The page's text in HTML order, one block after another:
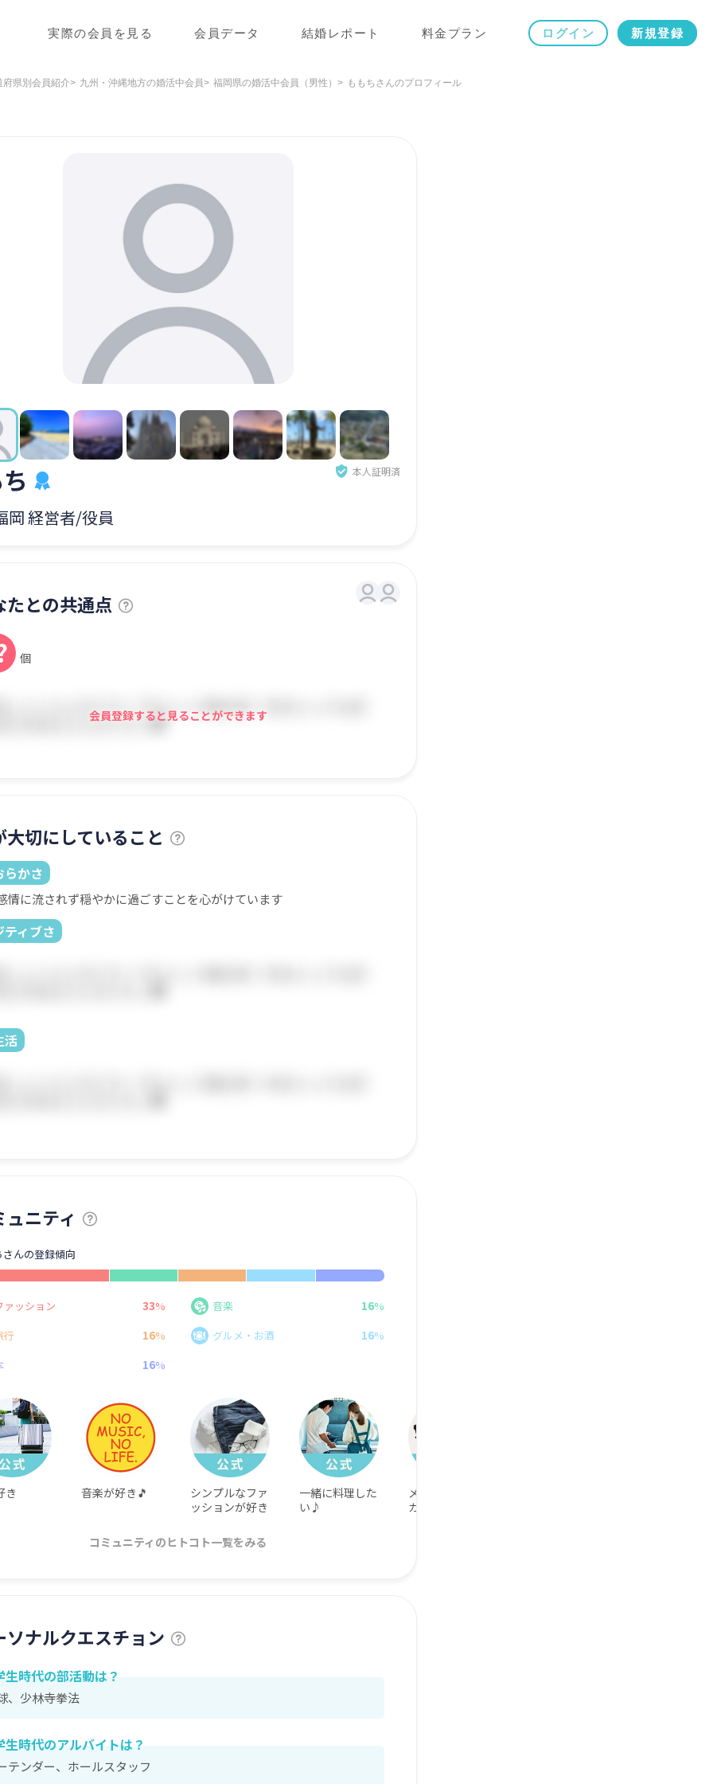
実際の会員を見る 会員データ 結婚レポート 料金プラン ログイン 新規登録
府県別会員紹介 九州・沖縄地方の婚活中会員 福岡県の婚活中会員（男性） ももちさんのプロフィール
本人証明済
岡 経営者/役員
たとの共通点
個
会員登録すると見ることができます
大切にしていること
らかさ
情に流されず穏やかに過ごすことを心がけています
ティブさ
活
ュニティ
んの登録傾向
ァッション 33% 音楽 16%
行
16% グルメ・お酒 16%
16%
き 音楽が好き🎵
シンプルなファ
ッションが好き
一緒に料理した
い♪
メガネ男子＆メ
ガネ女子
コミュニティのヒトコト一覧をみる
ソナルクエスチョン
生時代の部活動は？
、少林寺拳法
生時代のアルバイトは？
テンダー、ホールスタッフ